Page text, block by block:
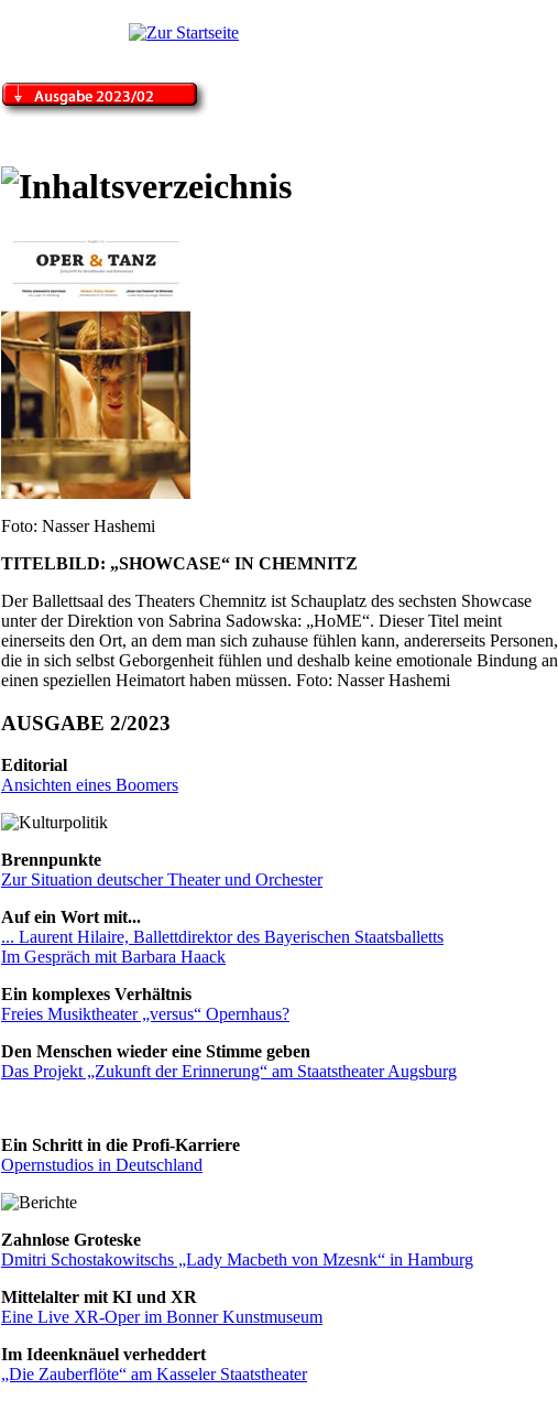
Foto: Nasser Hashemi
TITELBILD: „SHOWCASE“ IN CHEMNITZ
Der Ballettsaal des Theaters Chemnitz ist Schauplatz des sechsten Showcase
unter der Direktion von Sabrina Sadowska: „HoME“. Dieser Titel meint
einerseits den Ort, an dem man sich zuhause fühlen kann, andererseits Personen,
die in sich selbst Geborgenheit fühlen und deshalb keine emotionale Bindung an
einen speziellen Heimatort haben müssen. Foto: Nasser Hashemi
AUSGABE 2/2023
Editorial
Ansichten eines Boomers
Brennpunkte
Zur Situation deutscher Theater und Orchester
Auf ein Wort mit...
... Laurent Hilaire, Ballettdirektor des Bayerischen Staatsballetts
Im Gespräch mit Barbara Haack
Ein komplexes Verhältnis
Freies Musiktheater „versus“ Opernhaus?
Den Menschen wieder eine Stimme geben
Das Projekt „Zukunft der Erinnerung“ am Staatstheater Augsburg
Ein Schritt in die Profi-Karriere
Opernstudios in Deutschland
Zahnlose Groteske
Dmitri Schostakowitschs „Lady Macbeth von Mzesnk“ in Hamburg
Mittelalter mit KI und XR
Eine Live XR-Oper im Bonner Kunstmuseum
Im Ideenknäuel verheddert
„Die Zauberflöte“ am Kasseler Staatstheater